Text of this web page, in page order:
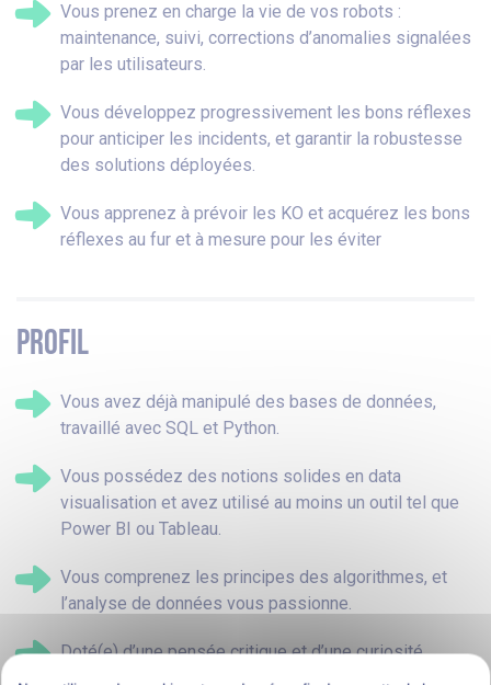
Vous prenez en charge la vie de vos robots :
maintenance, suivi, corrections d’anomalies signalées
par les utilisateurs.
Vous développez progressivement les bons réflexes
pour anticiper les incidents, et garantir la robustesse
des solutions déployées.
Vous apprenez à prévoir les KO et acquérez les bons
réflexes au fur et à mesure pour les éviter
PROFIL
Vous avez déjà manipulé des bases de données,
travaillé avec SQL et Python.
Vous possédez des notions solides en data
visualisation et avez utilisé au moins un outil tel que
Power BI ou Tableau.
Vous comprenez les principes des algorithmes, et
l’analyse de données vous passionne.
Doté(e) d’une pensée critique et d’une curiosité
intellectuelle, vous aimez explorer la data sous toutes